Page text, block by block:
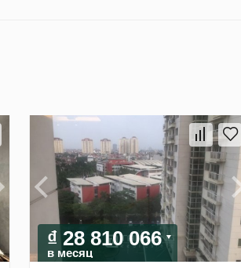
₫ 28 810 066
в месяц